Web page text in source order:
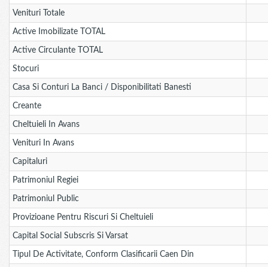
Venituri Totale
Active Imobilizate TOTAL
Active Circulante TOTAL
Stocuri
Casa Si Conturi La Banci / Disponibilitati Banesti
Creante
Cheltuieli In Avans
Venituri In Avans
Capitaluri
Patrimoniul Regiei
Patrimoniul Public
Provizioane Pentru Riscuri Si Cheltuieli
Capital Social Subscris Si Varsat
Tipul De Activitate, Conform Clasificarii Caen Din